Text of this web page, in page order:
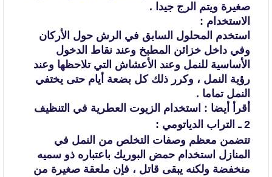
صغيرة ويتم الرج جيدا .
الاستخدام :
استخدم المحلول السابق في الرش حول الأركان
وفي داخل خزائن المطبخ وعند نقاط الدخول
الأساسية للنمل وعند الأعشاش التي تلاحظها وعند
رؤية النمل ، وكرر ذلك كل بضعة أيام حتى يختفي
النمل تماما .
أقرأ أيضا : استخدام الزيوت العطرية في التنظيف
2 ـ التراب الدياتومي :
تتضمن معظم وصفات التخلص من النمل في
المنازل استخدام حمض البوريك باعتباره ذو سميه
منخفضة ولكنه يبقى قاتل ، فإن ملعقة صغيرة من